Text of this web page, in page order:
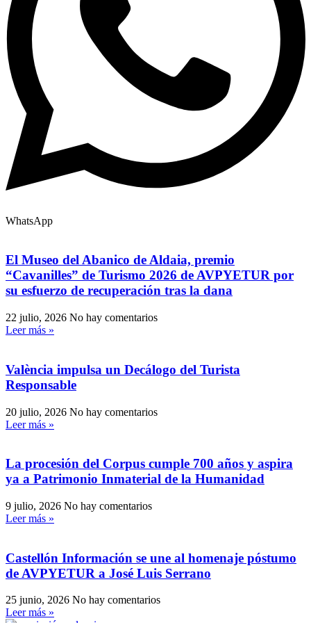
WhatsApp
El Museo del Abanico de Aldaia, premio
“Cavanilles” de Turismo 2026 de AVPYETUR por
su esfuerzo de recuperación tras la dana
22 julio, 2026 No hay comentarios
Leer más »
València impulsa un Decálogo del Turista
Responsable
20 julio, 2026 No hay comentarios
Leer más »
La procesión del Corpus cumple 700 años y aspira
ya a Patrimonio Inmaterial de la Humanidad
9 julio, 2026 No hay comentarios
Leer más »
Castellón Información se une al homenaje póstumo
de AVPYETUR a José Luis Serrano
25 junio, 2026 No hay comentarios
Leer más »